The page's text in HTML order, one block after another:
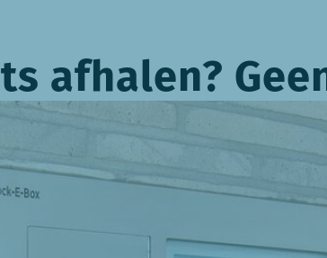
afhalen?